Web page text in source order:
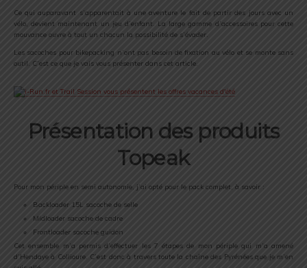
Ce qui auparavant s’apparentait à une aventure le fait de partir des jours avec un
vélo, devient maintenant un jeu d’enfant. La large gamme d’accessoires pour cette
mouvance ouvre à tout un chacun la possibilité de s’évader.
Les sacoches pour bikepacking n’ont pas besoin de fixation au vélo et se monte sans
outil. C’est ce que je vais vous présenter dans cet article.
Présentation des produits
Topeak
Pour mon périple en semi autonomie, j’ai opté pour le pack complet, à savoir :
Backloader 15L sacoche de selle
Midloader sacoche de cadre
Frontloader sacoche guidon
Cet ensemble m’a permis d’effectuer les 7 étapes de mon périple qui m’a amené
d’Hendaye à Collioure. C’est donc à travers toute la chaîne des Pyrénées que je m’en